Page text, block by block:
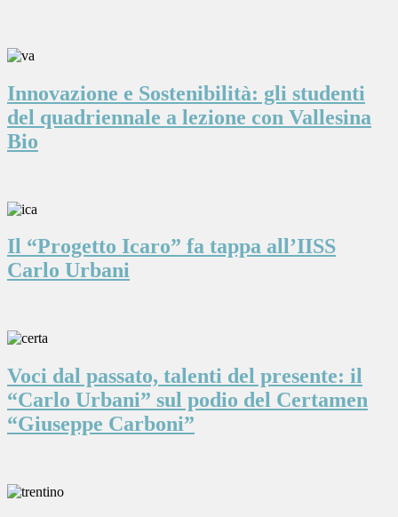
Innovazione e Sostenibilità: gli studenti
del quadriennale a lezione con Vallesina
Bio
Il “Progetto Icaro” fa tappa all’IISS
Carlo Urbani
Voci dal passato, talenti del presente: il
“Carlo Urbani” sul podio del Certamen
“Giuseppe Carboni”